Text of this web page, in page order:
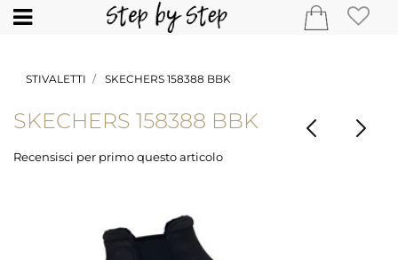
Open
STIVALETTI SKECHERS 158388 BBK
SKECHERS 158388 BBK
Recensisci per primo questo articolo